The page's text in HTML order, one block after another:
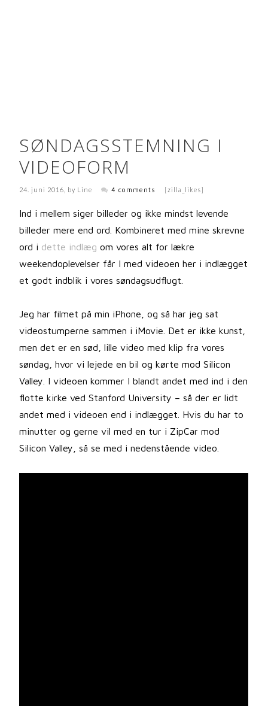
SØNDAGSSTEMNING I
VIDEOFORM
24. juni 2016 , by Line 4 comments [zilla_likes]
Ind i mellem siger billeder og ikke mindst levende
billeder mere end ord. Kombineret med mine skrevne
ord i dette indlæg om vores alt for lækre
weekendoplevelser får I med videoen her i indlægget
et godt indblik i vores søndagsudflugt.
Jeg har filmet på min iPhone, og så har jeg sat
videostumperne sammen i iMovie. Det er ikke kunst,
men det er en sød, lille video med klip fra vores
søndag, hvor vi lejede en bil og kørte mod Silicon
Valley. I videoen kommer I blandt andet med ind i den
flotte kirke ved Stanford University – så der er lidt
andet med i videoen end i indlægget. Hvis du har to
minutter og gerne vil med en tur i ZipCar mod
Silicon Valley, så se med i nedenstående video.